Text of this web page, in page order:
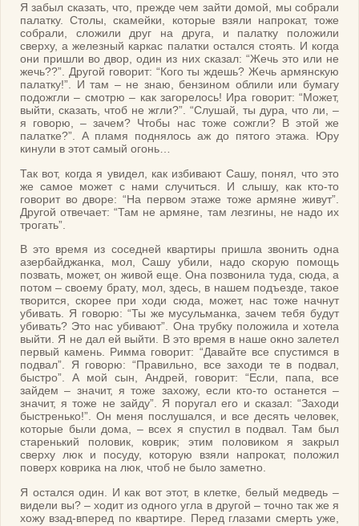
Я забыл сказать, что, прежде чем зайти домой, мы собрали
палатку. Столы, скамейки, которые взяли напрокат, тоже
собрали, сложили друг на друга, и палатку положили
сверху, а железный каркас палатки остался стоять. И когда
они пришли во двор, один из них сказал: “Жечь это или не
жечь??”. Другой говорит: “Кого ты ждешь? Жечь армянскую
палатку!”. И там – не знаю, бензином облили или бумагу
подожгли – смотрю – как загорелось! Ира говорит: “Может,
выйти, сказать, чтоб не жгли?”. “Слушай, ты дура, что ли, –
я говорю, – зачем? Чтобы нас тоже сожгли? В этой же
палатке?”. А пламя поднялось аж до пятого этажа. Юру
кинули в этот самый огонь…
Так вот, когда я увидел, как избивают Сашу, понял, что это
же самое может с нами случиться. И слышу, как кто-то
говорит во дворе: “На первом этаже тоже армяне живут”.
Другой отвечает: “Там не армяне, там лезгины, не надо их
трогать”.
В это время из соседней квартиры пришла звонить одна
азербайджанка, мол, Сашу убили, надо скорую помощь
позвать, может, он живой еще. Она позвонила туда, сюда, а
потом – своему брату, мол, здесь, в нашем подъезде, такое
творится, скорее при ходи сюда, может, нас тоже начнут
убивать. Я говорю: “Ты же мусульманка, зачем тебя будут
убивать? Это нас убивают”. Она трубку положила и хотела
выйти. Я не дал ей выйти. В это время в наше окно залетел
первый камень. Римма говорит: “Давайте все спустимся в
подвал”. Я говорю: “Правильно, все заходи те в подвал,
быстро”. А мой сын, Андрей, говорит: “Если, папа, все
зайдем – значит, я тоже захожу, если кто-то останется –
значит, я тоже не зайду”. Я поругал его и сказал: “Заходи
быстренько!”. Он меня послушался, и все десять человек,
которые были дома, – всех я спустил в подвал. Там был
старенький половик, коврик; этим половиком я закрыл
сверху люк и посуду, которую взяли напрокат, положил
поверх коврика на люк, чтоб не было заметно.
Я остался один. И как вот этот, в клетке, белый медведь –
видели вы? – ходит из одного угла в другой – точно так же я
хожу взад-вперед по квартире. Перед глазами смерть уже,